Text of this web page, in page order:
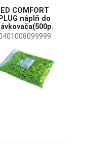
ED COMFORT
PLUG náplň do